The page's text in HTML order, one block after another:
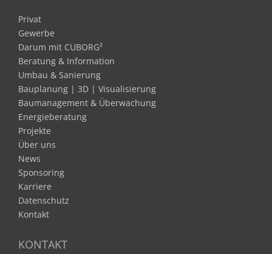
Privat
Gewerbe
Darum mit CUBORG²
Beratung & Information
Umbau & Sanierung
Bauplanung | 3D | Visualisierung
Baumanagement & Überwachung
Energieberatung
Projekte
Über uns
News
Sponsoring
Karriere
Datenschutz
Kontakt
KONTAKT